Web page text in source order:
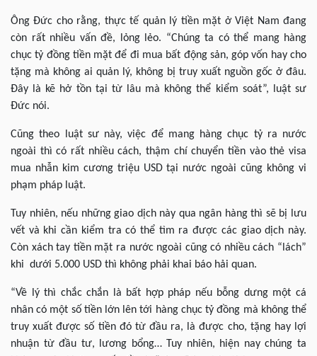
Ông Đức cho rằng, thực tế quản lý tiền mặt ở Việt Nam đang
còn rất nhiều vấn đề, lỏng lẻo. “Chúng ta có thể mang hàng
chục tỷ đồng tiền mặt để đi mua bất động sản, góp vốn hay cho
tặng mà không ai quản lý, không bị truy xuất nguồn gốc ở đâu.
Đây là kẽ hở tồn tại từ lâu mà không thể kiểm soát”, luật sư
Đức nói.
Cũng theo luật sư này, việc để mang hàng chục tỷ ra nước
ngoài thì có rất nhiều cách, thậm chí chuyển tiền vào thẻ visa
mua nhẫn kim cương triệu USD tại nước ngoài cũng không vi
phạm pháp luật.
Tuy nhiên, nếu những giao dịch này qua ngân hàng thì sẽ bị lưu
vết và khi cần kiểm tra có thể tìm ra được các giao dịch này.
Còn xách tay tiền mặt ra nước ngoài cũng có nhiều cách “lách”
khi dưới 5.000 USD thì không phải khai báo hải quan.
“Về lý thì chắc chắn là bất hợp pháp nếu bỗng dưng một cá
nhân có một số tiền lớn lên tới hàng chục tỷ đồng mà không thể
truy xuất được số tiền đó từ đầu ra, là được cho, tặng hay lợi
nhuận từ đầu tư, lương bổng… Tuy nhiên, hiện nay chúng ta